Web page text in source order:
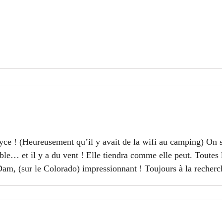
! (Heureusement qu’il y avait de la wifi au camping) On
et il y a du vent ! Elle tiendra comme elle peut. Toutes
(sur le Colorado) impressionnant ! Toujours à la